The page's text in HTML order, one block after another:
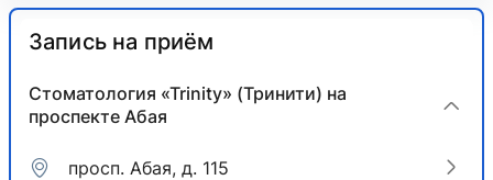
Запись на приём
Стоматология «Trinity» (Тринити) на
проспекте Абая
просп. Абая, д. 115